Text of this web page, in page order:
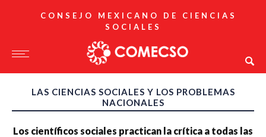
CONSEJO MEXICANO DE CIENCIAS
SOCIALES
LAS CIENCIAS SOCIALES Y LOS PROBLEMAS
NACIONALES
Los científicos sociales practican la crítica a todas las